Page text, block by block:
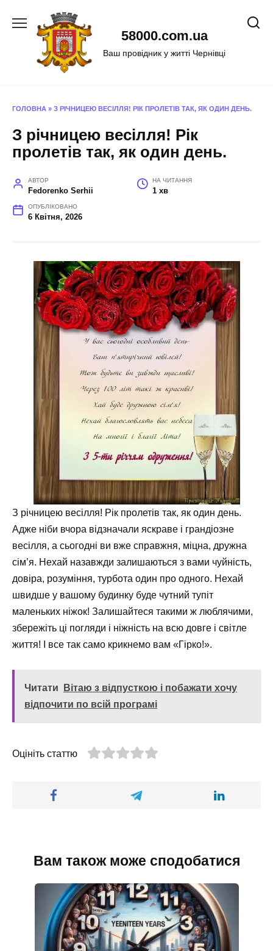
58000.com.ua
Ваш провідник у житті Чернівці
ГОЛОВНА » З РІЧНИЦЕЮ ВЕСІЛЛЯ! РІК ПРОЛЕТІВ ТАК, ЯК ОДИН ДЕНЬ.
З річницею весілля! Рік
пролетів так, як один день.
АВТОР
Fedorenko Serhii
НА ЧИТАННЯ
1 хв
ОПУБЛІКОВАНО
6 Квітня, 2026
З річницею весілля! Рік пролетів так, як один день.
Адже ніби вчора відзначали яскраве і грандіозне
весілля, а сьогодні ви вже справжня, міцна, дружна
сім’я. Нехай назавжди залишаються з вами чуйність,
довіра, розуміння, турбота один про одного. Нехай
швидше у вашому будинку буде чутний тупіт
маленьких ніжок! Залишайтеся такими ж люблячими,
збережіть ці погляди і ніжність на всю довге і світле
життя! І все так само крикнемо вам «Гірко!».
Читати
Вітаю з відпусткою і побажати хочу
відпочити по всій програмі
Оцініть статтю
Вам також може сподобатися